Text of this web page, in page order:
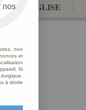
D'ÉGLISE
nos
non
et
Si
à droite